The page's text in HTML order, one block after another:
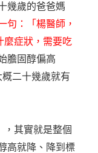
幾歲的爸爸媽
句：「楊醫師，
麼症狀，需要吃
膽固醇偏高
二十幾歲就有
，其實就是整個
高就降、降到標